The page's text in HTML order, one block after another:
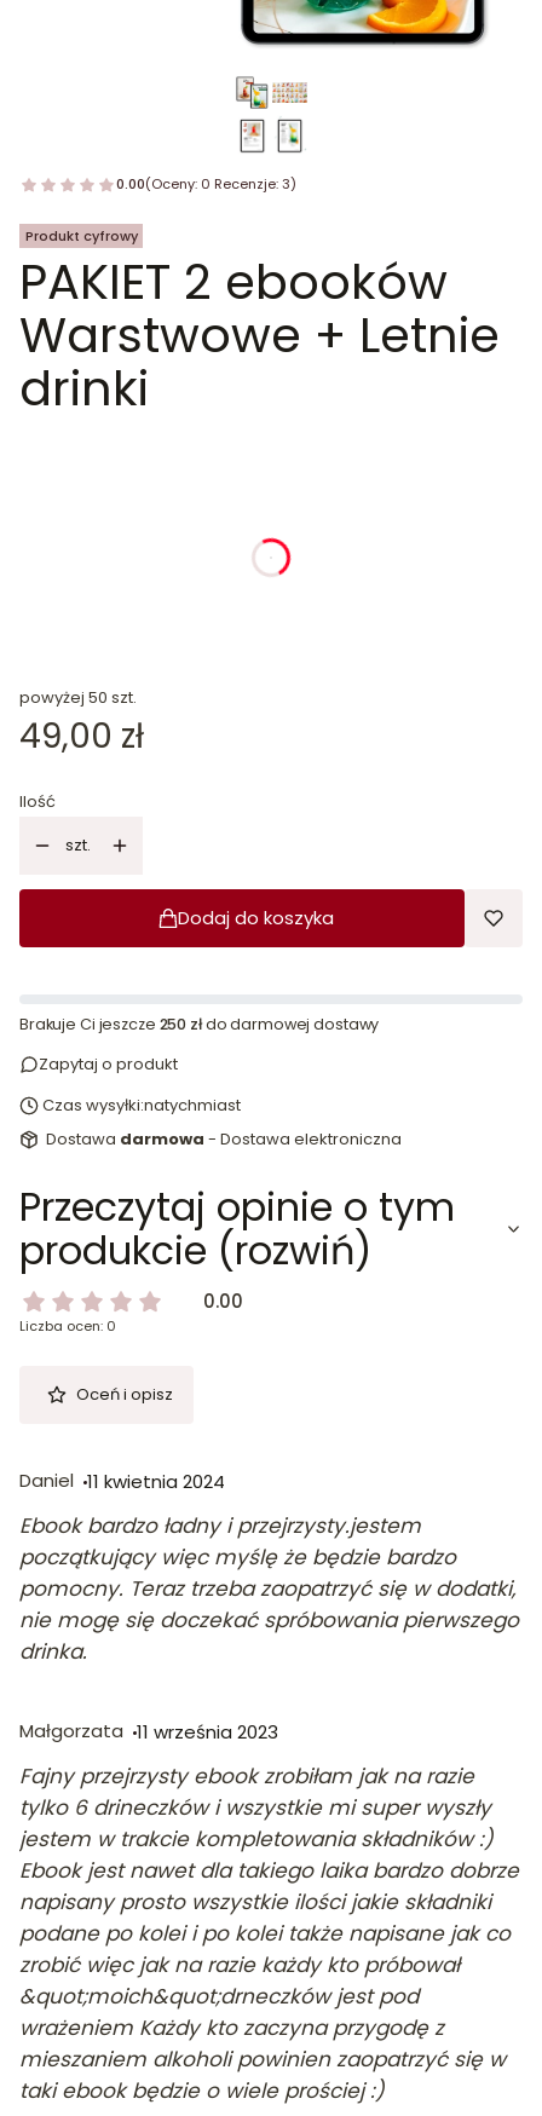
0.00(Oceny: 0 Recenzje: 3)
Produkt cyfrowy
PAKIET 2 ebooków
Warstwowe + Letnie
drinki
powyżej 50 szt.
Cena
49,00 zł
Ilość
szt.
Dodaj do koszyka
Brakuje Ci jeszcze 250 złdo darmowej dostawy
Zapytaj o produkt
Czas wysyłki:natychmiast
Dostawa darmowa - Dostawa elektroniczna
Przeczytaj opinie o tym
produkcie (rozwiń)
0.00
Liczba ocen: 0
Oceń i opisz
Daniel 11 kwietnia 2024
Ebook bardzo ładny i przejrzysty.jestem
początkujący więc myślę że będzie bardzo
pomocny. Teraz trzeba zaopatrzyć się w dodatki,
nie mogę się doczekać spróbowania pierwszego
drinka.
Małgorzata 11 września 2023
Fajny przejrzysty ebook zrobiłam jak na razie
tylko 6 drineczków i wszystkie mi super wyszły
jestem w trakcie kompletowania składników :)
Ebook jest nawet dla takiego laika bardzo dobrze
napisany prosto wszystkie ilości jakie składniki
podane po kolei i po kolei także napisane jak co
zrobić więc jak na razie każdy kto próbował
&quot;moich&quot;drneczków jest pod
wrażeniem Każdy kto zaczyna przygodę z
mieszaniem alkoholi powinien zaopatrzyć się w
taki ebook będzie o wiele prościej :)